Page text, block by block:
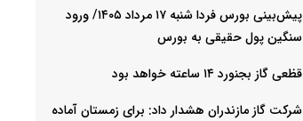
پیش‌بینی بورس فردا شنبه ۱۷ مرداد ۱۴۰۵/ ورود
سنگین پول حقیقی به بورس
قظعی گاز بجنورد ۱۴ ساعته خواهد بود
شرکت گاز مازندران هشدار داد: برای زمستان آماده